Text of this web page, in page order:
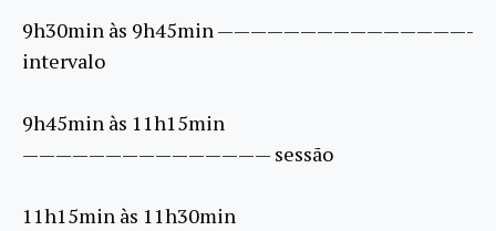
9h30min às 9h45min ———————————————-
intervalo
9h45min às 11h15min
——————————————— sessão
11h15min às 11h30min